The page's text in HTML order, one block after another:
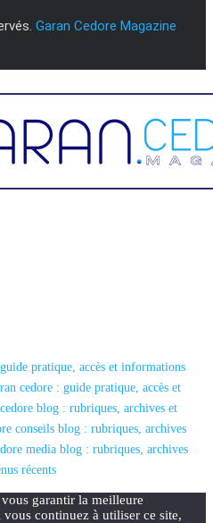
Garan Cedore Magazine
pratique, accès et informations
cedore : guide pratique, accès et
blog : rubriques, archives et
conseils blog : rubriques, archives
media blog : rubriques, archives
récents
garantir la meilleure
continuez à utiliser ce site,